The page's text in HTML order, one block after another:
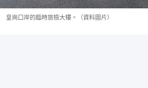
皇崗口岸的臨時旅檢大樓。（資料圖片）